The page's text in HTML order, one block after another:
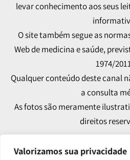
Valorizamos sua privacidade
levar conhecimento aos seus
O site também segue as
Web de medicina e saúde,
1974/
Qualquer conteúdo deste canal
a consulta
As fotos são meramente
direitos